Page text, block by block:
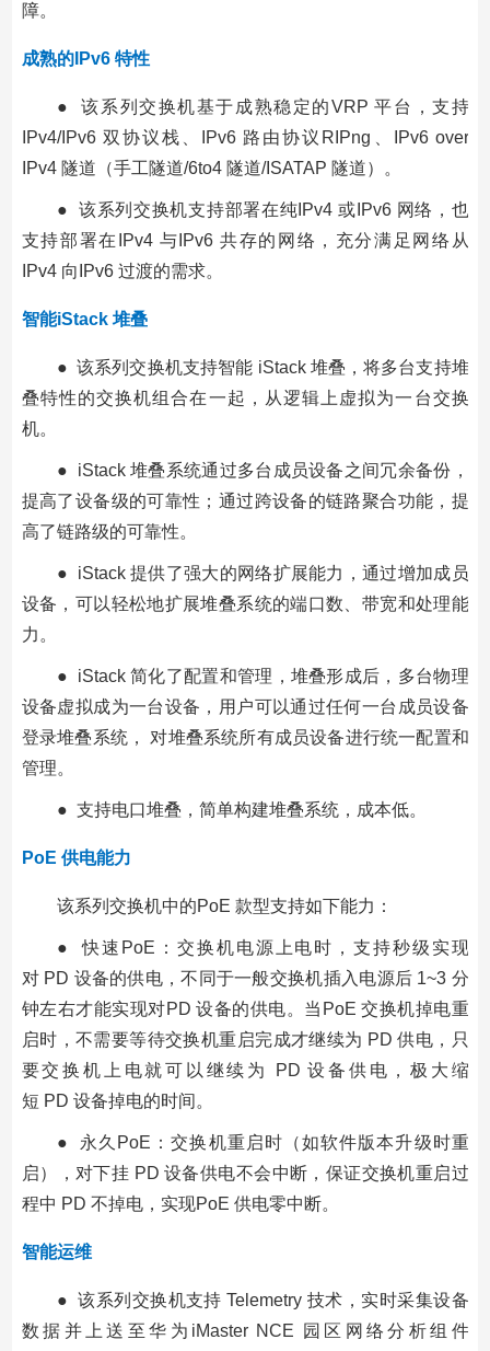
障。
成熟的IPv6 特性
● 该系列交换机基于成熟稳定的VRP 平台，支持
IPv4/IPv6 双协议栈、IPv6 路由协议RIPng、IPv6 over
IPv4 隧道（手工隧道/6to4 隧道/ISATAP 隧道）。
● 该系列交换机支持部署在纯IPv4 或IPv6 网络，也
支持部署在IPv4 与IPv6 共存的网络，充分满足网络从
IPv4 向IPv6 过渡的需求。
智能iStack 堆叠
● 该系列交换机支持智能 iStack 堆叠，将多台支持堆
叠特性的交换机组合在一起，从逻辑上虚拟为一台交换
机。
● iStack 堆叠系统通过多台成员设备之间冗余备份，
提高了设备级的可靠性；通过跨设备的链路聚合功能，提
高了链路级的可靠性。
● iStack 提供了强大的网络扩展能力，通过增加成员
设备，可以轻松地扩展堆叠系统的端口数、带宽和处理能
力。
● iStack 简化了配置和管理，堆叠形成后，多台物理
设备虚拟成为一台设备，用户可以通过任何一台成员设备
登录堆叠系统， 对堆叠系统所有成员设备进行统一配置和
管理。
● 支持电口堆叠，简单构建堆叠系统，成本低。
PoE 供电能力
该系列交换机中的PoE 款型支持如下能力：
● 快速PoE：交换机电源上电时，支持秒级实现
对 PD 设备的供电，不同于一般交换机插入电源后 1~3 分
钟左右才能实现对PD 设备的供电。当PoE 交换机掉电重
启时，不需要等待交换机重启完成才继续为 PD 供电，只
要交换机上电就可以继续为 PD 设备供电，极大缩
短 PD 设备掉电的时间。
● 永久PoE：交换机重启时（如软件版本升级时重
启），对下挂 PD 设备供电不会中断，保证交换机重启过
程中 PD 不掉电，实现PoE 供电零中断。
智能运维
● 该系列交换机支持 Telemetry 技术，实时采集设备
数据并上送至华为iMaster NCE 园区网络分析组件